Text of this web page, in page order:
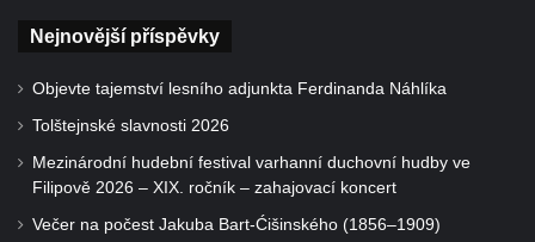
Nejnovější příspěvky
Objevte tajemství lesního adjunkta Ferdinanda Náhlíka
Tolštejnské slavnosti 2026
Mezinárodní hudební festival varhanní duchovní hudby ve
Filipově 2026 – XIX. ročník – zahajovací koncert
Večer na počest Jakuba Bart-Ćišinského (1856–1909)